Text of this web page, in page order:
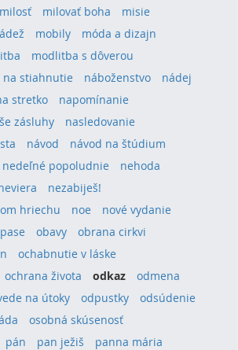
milosť milovať boha
misie
mobily
móda a dizajn
modlitba s dôverou
na stiahnutie náboženstvo
nádej
stretko
napomínanie
zásluhy
nasledovanie
návod
návod na štúdium
nedeľné popoludnie
nehoda
nezabiješ!
hriechu
noe
nové vydanie
obavy
obrana cirkvi
ochabnutie v láske
ochrana života odkaz
odmena
na útoky odpustky
odsúdenie
osobná skúsenosť
pán pan ježiš
panna mária